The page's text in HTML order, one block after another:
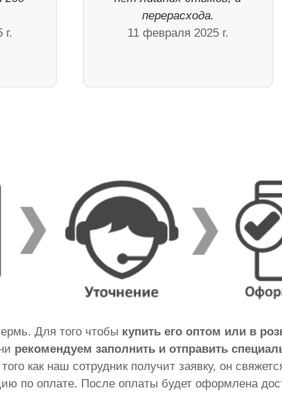
г.
перерасхода.
11 февраля 2025 г.
Для того чтобы купить его оптом или в
рекомендуем заполнить и отправить
как наш сотрудник получит заявку, он
по оплате. После оплаты будет оформлена